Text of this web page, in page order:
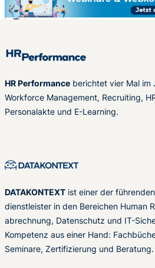
HR Performance berichtet vier Mal im
Workforce Management, Recruiting,
Personalakte und E-Learning.
DATAKONTEXT ist einer der
dienstleister in den Bereichen Human
abrechnung, Datenschutz und IT-
Kompetenz aus einer Hand:
Seminare, Zertifizierung und Beratung.